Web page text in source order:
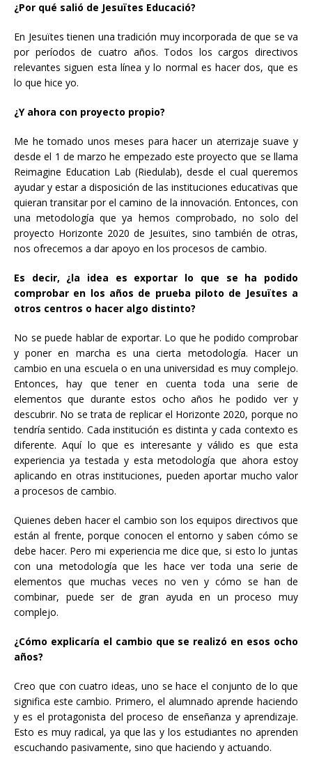
¿Por qué salió de Jesuïtes Educació?
En Jesuïtes tienen una tradición muy incorporada de que se va
por períodos de cuatro años. Todos los cargos directivos
relevantes siguen esta línea y lo normal es hacer dos, que es
lo que hice yo.
¿Y ahora con proyecto propio?
Me he tomado unos meses para hacer un aterrizaje suave y
desde el 1 de marzo he empezado este proyecto que se llama
Reimagine Education Lab (Riedulab), desde el cual queremos
ayudar y estar a disposición de las instituciones educativas que
quieran transitar por el camino de la innovación. Entonces, con
una metodología que ya hemos comprobado, no solo del
proyecto Horizonte 2020 de Jesuïtes, sino también de otras,
nos ofrecemos a dar apoyo en los procesos de cambio.
Es decir, ¿la idea es exportar lo que se ha podido
comprobar en los años de prueba piloto de Jesuïtes a
otros centros o hacer algo distinto?
No se puede hablar de exportar. Lo que he podido comprobar
y poner en marcha es una cierta metodología. Hacer un
cambio en una escuela o en una universidad es muy complejo.
Entonces, hay que tener en cuenta toda una serie de
elementos que durante estos ocho años he podido ver y
descubrir. No se trata de replicar el Horizonte 2020, porque no
tendría sentido. Cada institución es distinta y cada contexto es
diferente. Aquí lo que es interesante y válido es que esta
experiencia ya testada y esta metodología que ahora estoy
aplicando en otras instituciones, pueden aportar mucho valor
a procesos de cambio.
Quienes deben hacer el cambio son los equipos directivos que
están al frente, porque conocen el entorno y saben cómo se
debe hacer. Pero mi experiencia me dice que, si esto lo juntas
con una metodología que les hace ver toda una serie de
elementos que muchas veces no ven y cómo se han de
combinar, puede ser de gran ayuda en un proceso muy
complejo.
¿Cómo explicaría el cambio que se realizó en esos ocho
años?
Creo que con cuatro ideas, uno se hace el conjunto de lo que
significa este cambio. Primero, el alumnado aprende haciendo
y es el protagonista del proceso de enseñanza y aprendizaje.
Esto es muy radical, ya que las y los estudiantes no aprenden
escuchando pasivamente, sino que haciendo y actuando.